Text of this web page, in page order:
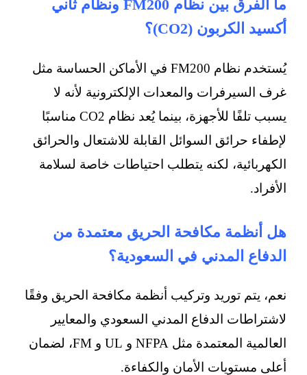
ما الفرق بين نظام FM200 ونظام ثاني
أكسيد الكربون (CO2)؟
يُستخدم نظام FM200 في الأماكن الحساسة مثل
غرف السيرفرات والمعدات الإلكترونية لأنه لا
يسبب تلفًا للأجهزة، بينما يُعد نظام CO2 مناسبًا
لإطفاء حرائق السوائل القابلة للاشتعال والحرائق
الكهربائية، لكنه يتطلب احتياطات خاصة لسلامة
الأفراد.
هل أنظمة مكافحة الحريق معتمدة من
الدفاع المدني في السعودية؟
نعم، يتم توريد وتركيب أنظمة مكافحة الحريق وفقًا
لاشتراطات الدفاع المدني السعودي والمعايير
العالمية المعتمدة مثل NFPA و UL و FM، لضمان
أعلى مستويات الأمان والكفاءة.